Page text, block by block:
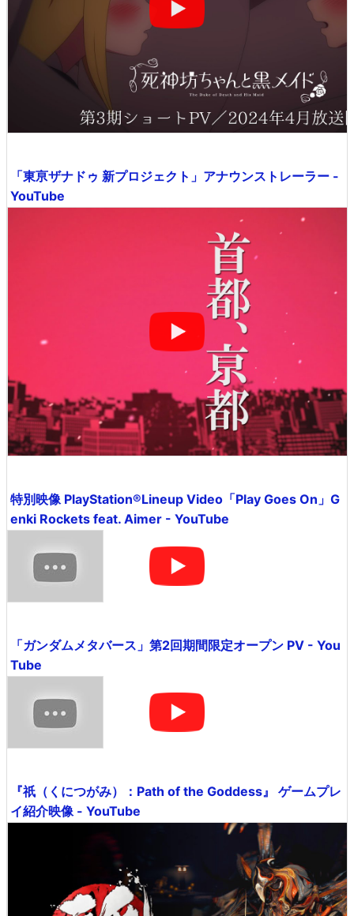
「東亰ザナドゥ 新プロジェクト」アナウンストレーラー -
YouTube
特別映像 PlayStation®Lineup Video「Play Goes On」G
enki Rockets feat. Aimer - YouTube
「ガンダムメタバース」第2回期間限定オープン PV - You
Tube
『祇（くにつがみ）：Path of the Goddess』 ゲームプレ
イ紹介映像 - YouTube